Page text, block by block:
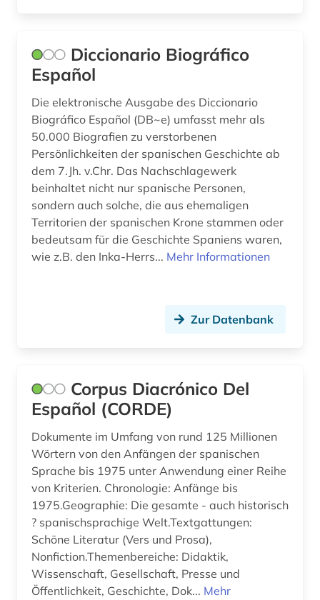
musiker (2)
nachschlagewerk (15)
neurologie (1)
neurowissenschaften (3)
nichtchristliche religion (1)
nordfriesland (1)
orgelkomponist (1)
physik (2)
polen (1)
politologie (1)
psychologie (1)
pädagogik (1)
recht (2)
reime (1)
Diccionario Biográfico
Español
Die elektronische Ausgabe des Diccionario
Biográfico Español (DB~e) umfasst mehr als
50.000 Biografien zu verstorbenen
Persönlichkeiten der spanischen Geschichte ab
dem 7.Jh. v.Chr. Das Nachschlagewerk
beinhaltet nicht nur spanische Personen,
sondern auch solche, die aus ehemaligen
Territorien der spanischen Krone stammen oder
bedeutsam für die Geschichte Spaniens waren,
wie z.B. den Inka-Herrs... Mehr Informationen
Zur Datenbank
Corpus Diacrónico Del
Español (CORDE)
Dokumente im Umfang von rund 125 Millionen
Wörtern von den Anfängen der spanischen
Sprache bis 1975 unter Anwendung einer Reihe
von Kriterien. Chronologie: Anfänge bis
1975.Geographie: Die gesamte - auch historisch
? spanischsprachige Welt.Textgattungen:
Schöne Literatur (Vers und Prosa),
Nonfiction.Themenbereiche: Didaktik,
Wissenschaft, Gesellschaft, Presse und
Öffentlichkeit, Geschichte, Dok... Mehr